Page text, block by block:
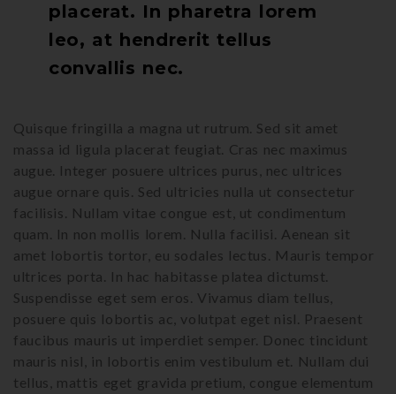
placerat. In pharetra lorem
leo, at hendrerit tellus
convallis nec.
Quisque fringilla a magna ut rutrum. Sed sit amet
massa id ligula placerat feugiat. Cras nec maximus
augue. Integer posuere ultrices purus, nec ultrices
augue ornare quis. Sed ultricies nulla ut consectetur
facilisis. Nullam vitae congue est, ut condimentum
quam. In non mollis lorem. Nulla facilisi. Aenean sit
amet lobortis tortor, eu sodales lectus. Mauris tempor
ultrices porta. In hac habitasse platea dictumst.
Suspendisse eget sem eros. Vivamus diam tellus,
posuere quis lobortis ac, volutpat eget nisl. Praesent
faucibus mauris ut imperdiet semper. Donec tincidunt
mauris nisl, in lobortis enim vestibulum et. Nullam dui
tellus, mattis eget gravida pretium, congue elementum